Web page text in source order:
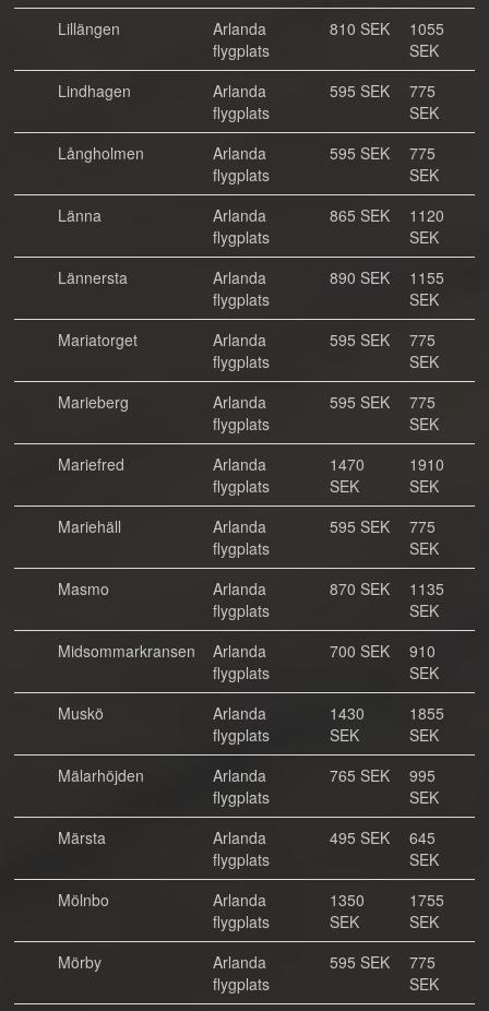
Lillängen
Arlanda
flygplats
810 SEK
1055
SEK
Lindhagen
Arlanda
flygplats
595 SEK
775
SEK
Långholmen
Arlanda
flygplats
595 SEK
775
SEK
Länna
Arlanda
flygplats
865 SEK
1120
SEK
Lännersta
Arlanda
flygplats
890 SEK
1155
SEK
Mariatorget
Arlanda
flygplats
595 SEK
775
SEK
Marieberg
Arlanda
flygplats
595 SEK
775
SEK
Mariefred
Arlanda
flygplats
1470
SEK
1910
SEK
Mariehäll
Arlanda
flygplats
595 SEK
775
SEK
Masmo
Arlanda
flygplats
870 SEK
1135
SEK
Midsommarkransen
Arlanda
flygplats
700 SEK
910
SEK
Muskö
Arlanda
flygplats
1430
SEK
1855
SEK
Mälarhöjden
Arlanda
flygplats
765 SEK
995
SEK
Märsta
Arlanda
flygplats
495 SEK
645
SEK
Mölnbo
Arlanda
flygplats
1350
SEK
1755
SEK
Mörby
Arlanda
flygplats
595 SEK
775
SEK